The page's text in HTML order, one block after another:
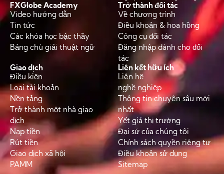
FXGlobe Academy
Video hướng dẫn
Tin tức
Các khóa học bậc thầy
Bảng chú giải thuật ngữ
Trở thành đối tác
Về chương trình
Điều khoản & hoa hồng
Công cụ đối tác
Đăng nhập dành cho đối
tác
Giao dịch
Điều kiện
Loại tài khoản
Nền tảng
Trở thành một nhà giao
dịch
Nạp tiền
Rút tiền
Giao dịch xã hội
PAMM
Liên kết hữu ích
Liên hệ
nghề nghiệp
Thông tin chuyên sâu mới
nhất
Yết giá thị trường
Đại sứ của chúng tôi
Chính sách quyền riêng tư
Điều khoản sử dụng
Sitemap